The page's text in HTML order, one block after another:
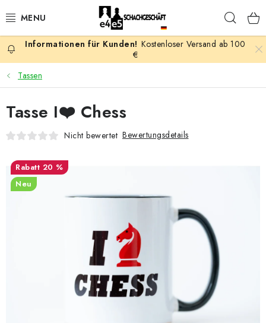
Inhalt
AKTION
SCHACHSPIELE
SCHACHFIGUREN
SCHACHBRETTER
SCHACHUHREN
SCHACH-ANTIQUITÄTENLADEN
SCHACH-MERCH
Kostenloser Versand ab 100
€
Tassen
Tasse I❤️ Chess
Nicht bewertet Bewertungsdetails
20 %
Neu